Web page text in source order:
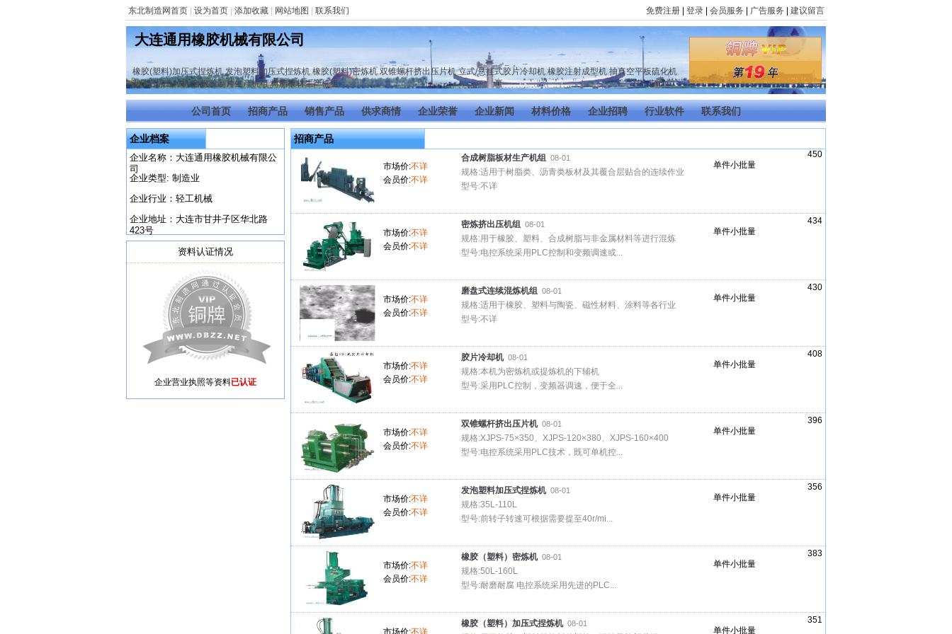
东北制造网首页 设为首页 添加收藏 网站地图 联系我们 免费注册 登录 会员服务 广告服务 建议留言
大连通用橡胶机械有限公司
橡胶(塑料)加压式捏炼机,发泡塑料加压式捏炼机,橡胶(塑料)密炼机,双锥螺杆挤出压片机,立式/悬挂式胶片冷却机,橡胶注射成型机,抽真空平板硫化机,
塑料密炼造粒机组,橡胶制片生产机组,树脂板材生产机组
公司首页 招商产品 销售产品 供求商情 企业荣誉 企业新闻 材料价格 企业招聘 行业软件 联系我们
企业档案
企业名称：大连通用橡胶机械有限公
司
企业类型: 制造业
企业行业：轻工机械
企业地址：大连市甘井子区华北路
423号
资料认证情况
企业营业执照等资料已认证
招商产品
市场价:不详
会员价:不详
合成树脂板材生产机组 08-01
规格:适用于树脂类、沥青类板材及其覆合层贴合的连续作业
型号:不详
单件小批量
450
市场价:不详
会员价:不详
密炼挤出压机组 08-01
规格:用于橡胶、塑料、合成树脂与非金属材料等进行混炼
型号:电控系统采用PLC控制和变频调速或...
单件小批量
434
市场价:不详
会员价:不详
磨盘式连续混炼机组 08-01
规格:适用于橡胶、塑料与陶瓷、磁性材料、涂料等各行业
型号:不详
单件小批量
430
市场价:不详
会员价:不详
胶片冷却机 08-01
规格:本机为密炼机或提炼机的下辅机
型号:采用PLC控制，变频器调速，便于全...
单件小批量
408
市场价:不详
会员价:不详
双锥螺杆挤出压片机 08-01
规格:XJPS-75×350、XJPS-120×380、XJPS-160×400
型号:电控系统采用PLC技术，既可单机控...
单件小批量
396
市场价:不详
会员价:不详
发泡塑料加压式捏炼机 08-01
规格:35L-110L
型号:前转子转速可根据需要提至40r/mi...
单件小批量
356
市场价:不详
会员价:不详
橡胶（塑料）密炼机 08-01
规格:50L-160L
型号:耐磨耐腐 电控系统采用先进的PLC...
单件小批量
383
市场价:不详
橡胶（塑料）加压式捏炼机 08-01
单件小批量
351